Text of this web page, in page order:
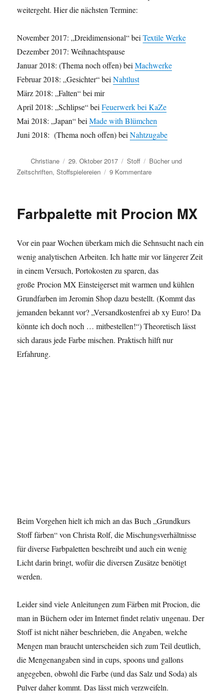
weitergeht. Hier die nächsten Termine:
November 2017: „Dreidimensional“ beiTextile Werke
Dezember 2017: Weihnachtspause
Januar 2018: (Thema noch offen) beiMachwerke
Februar 2018: „Gesichter“ beiNahtlust
März 2018: „Falten“ bei mir
April 2018: „Schlipse“ beiFeuerwerk bei KaZe
Mai 2018: „Japan“ beiMade with Blümchen
Juni 2018: (Thema noch offen) beiNahtzugabe
Autor
Christiane
Veröffentlicht
am
29. Oktober 2017 Kategorien
Stoff Schlagwörter
Bücher und
Zeitschriften,Stoffspielereien 9 Kommentarezu
Farbe
Farbpalette mit Procion MX
Vor ein paar Wochen überkam mich die Sehnsucht nach ein
wenig analytischen Arbeiten. Ich hatte mir vor längerer Zeit
in einem Versuch, Portokosten zu sparen, das
große Procion MX Einsteigerset mit warmen und kühlen
Grundfarben im Jeromin Shop dazu bestellt. (Kommt das
jemanden bekannt vor? „Versandkostenfrei ab xy Euro! Da
könnte ich doch noch … mitbestellen!“) Theoretisch lässt
sich daraus jede Farbe mischen. Praktisch hilft nur
Erfahrung.
Beim Vorgehen hielt ich mich an das Buch „Grundkurs
Stoff färben“ von Christa Rolf, die Mischungsverhältnisse
für diverse Farbpaletten beschreibt und auch ein wenig
Licht darin bringt, wofür die diversen Zusätze benötigt
werden.
Leider sind viele Anleitungen zum Färben mit Procion, die
man in Büchern oder im Internet findet relativ ungenau. Der
Stoff ist nicht näher beschrieben, die Angaben, welche
Mengen man braucht unterscheiden sich zum Teil deutlich,
die Mengenangaben sind in cups, spoons und gallons
angegeben, obwohl die Farbe (und das Salz und Soda) als
Pulver daher kommt. Das lässt mich verzweifeln.